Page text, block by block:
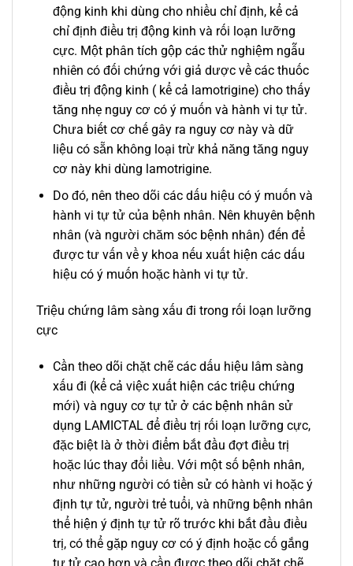
động kinh khi dùng cho nhiều chỉ định, kể cả
chỉ định điều trị động kinh và rối loạn lưỡng
cực. Một phân tích gộp các thử nghiệm ngẫu
nhiên có đối chứng với giả dược về các thuốc
điều trị động kinh ( kể cả lamotrigine) cho thấy
tăng nhẹ nguy cơ có ý muốn và hành vi tự tử.
Chưa biết cơ chế gây ra nguy cơ này và dữ
liệu có sẵn không loại trừ khả năng tăng nguy
cơ này khi dùng lamotrigine.
Do đó, nên theo dõi các dấu hiệu có ý muốn và
hành vi tự tử của bệnh nhân. Nên khuyên bệnh
nhân (và người chăm sóc bệnh nhân) đến để
được tư vấn về y khoa nếu xuất hiện các dấu
hiệu có ý muốn hoặc hành vi tự tử.
Triệu chứng lâm sàng xấu đi trong rối loạn lưỡng
cực
Cần theo dõi chặt chẽ các dấu hiệu lâm sàng
xấu đi (kể cả việc xuất hiện các triệu chứng
mới) và nguy cơ tự tử ở các bệnh nhân sử
dụng LAMICTAL để điều trị rối loạn lưỡng cực,
đặc biệt là ở thời điểm bắt đầu đợt điều trị
hoặc lúc thay đổi liều. Với một số bệnh nhân,
như những người có tiền sử có hành vi hoặc ý
định tự tử, người trẻ tuổi, và những bệnh nhân
thể hiện ý định tự tử rõ trước khi bắt đầu điều
trị, có thể gặp nguy cơ có ý định hoặc cố gắng